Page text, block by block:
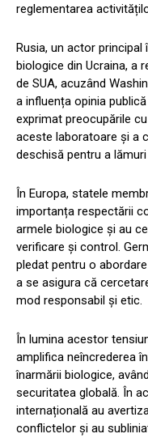
reglementarea
Rusia, un actor
biologice din Ucraina, a
de SUA, acuzând
a influența opinia
exprimat preocupările
aceste laboratoare și a
deschisă pentru a
În Europa, statele
importanța respectării
armele biologice și au
verificare și control.
pledat pentru o
a se asigura că
mod responsabil și etic.
În lumina acestor
amplifica neîncrederea
înarmării biologice,
securitatea globală. În
internațională au
conflictelor și au